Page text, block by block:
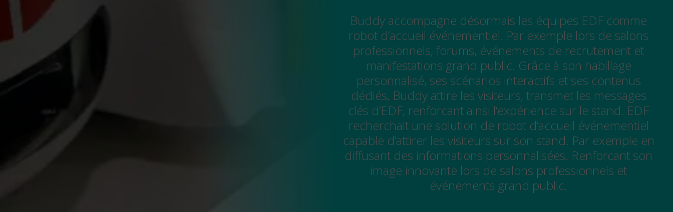
Buddy accompagne désormais les équipes EDF comme
robot d’accueil événementiel. Par exemple lors de salons
professionnels, forums, événements de recrutement et
manifestations grand public. Grâce à son habillage
personnalisé, ses scénarios interactifs et ses contenus
dédiés, Buddy attire les visiteurs, transmet les messages
clés d’EDF, renforcant ainsi l’expérience sur le stand. EDF
recherchait une solution de robot d’accueil événementiel
capable d’attirer les visiteurs sur son stand. Par exemple en
diffusant des informations personnalisées. Renforcant son
image innovante lors de salons professionnels et
événements grand public.